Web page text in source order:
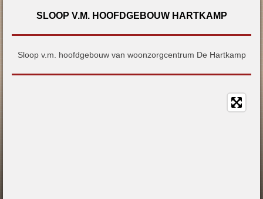
SLOOP V.M. HOOFDGEBOUW HARTKAMP
Sloop v.m. hoofdgebouw van woonzorgcentrum De Hartkamp